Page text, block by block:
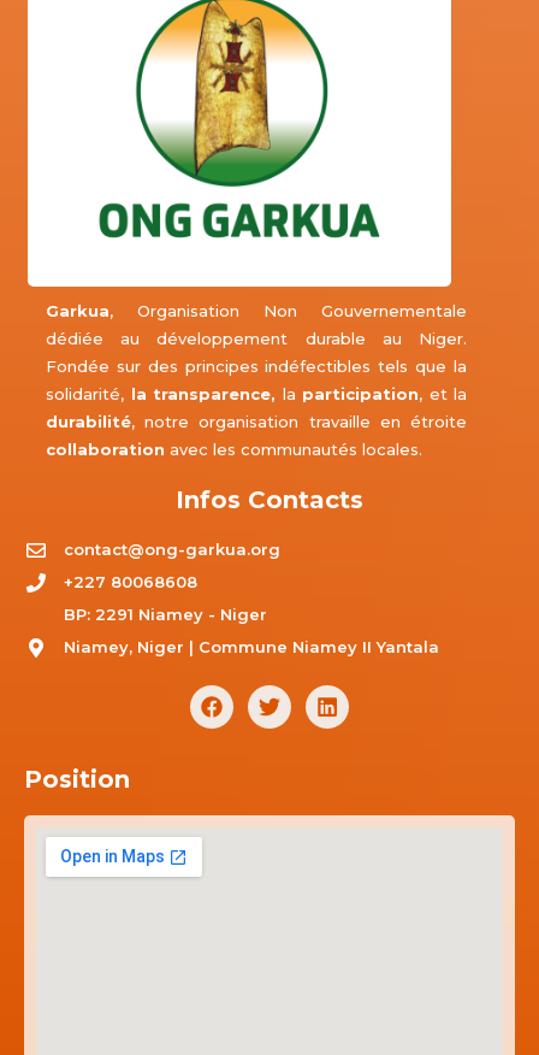
Garkua, Organisation Non Gouvernementale
dédiée au développement durable au Niger.
Fondée sur des principes indéfectibles tels que la
solidarité, la transparence, la participation, et la
durabilité, notre organisation travaille en étroite
collaboration avec les communautés locales.
Infos Contacts
contact@ong-garkua.org
+227 80068608
BP: 2291 Niamey - Niger
Niamey, Niger | Commune Niamey II Yantala
Position